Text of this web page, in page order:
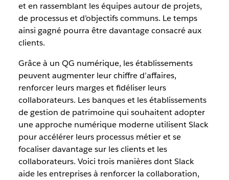
et en rassemblant les équipes autour de projets,
de processus et d’objectifs communs. Le temps
ainsi gagné pourra être davantage consacré aux
clients.
Grâce à un QG numérique, les établissements
peuvent augmenter leur chiffre d’affaires,
renforcer leurs marges et fidéliser leurs
collaborateurs. Les banques et les établissements
de gestion de patrimoine qui souhaitent adopter
une approche numérique moderne utilisent Slack
pour accélérer leurs processus métier et se
focaliser davantage sur les clients et les
collaborateurs. Voici trois manières dont Slack
aide les entreprises à renforcer la collaboration,